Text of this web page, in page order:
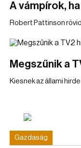
A vámpírok,
Robert Pattinson
Megszűnik a
Kiesnek az állami
Gazdaság